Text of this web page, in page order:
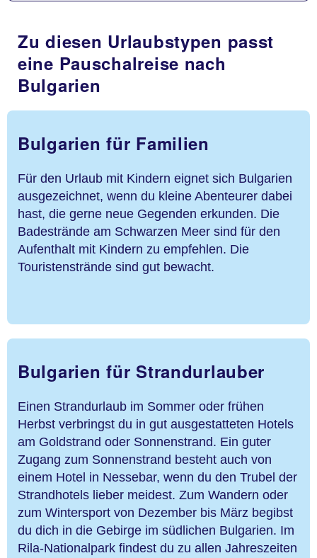
Zu diesen Urlaubstypen passt
eine Pauschalreise nach
Bulgarien
Bulgarien für Familien
Für den Urlaub mit Kindern eignet sich Bulgarien
ausgezeichnet, wenn du kleine Abenteurer dabei
hast, die gerne neue Gegenden erkunden. Die
Badestrände am Schwarzen Meer sind für den
Aufenthalt mit Kindern zu empfehlen. Die
Touristenstrände sind gut bewacht.
Bulgarien für Strandurlauber
Einen Strandurlaub im Sommer oder frühen
Herbst verbringst du in gut ausgestatteten Hotels
am Goldstrand oder Sonnenstrand. Ein guter
Zugang zum Sonnenstrand besteht auch von
einem Hotel in Nessebar, wenn du den Trubel der
Strandhotels lieber meidest. Zum Wandern oder
zum Wintersport von Dezember bis März begibst
du dich in die Gebirge im südlichen Bulgarien. Im
Rila-Nationalpark findest du zu allen Jahreszeiten